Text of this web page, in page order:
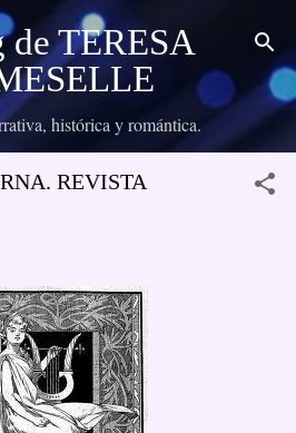
principal
de TERESA
histórica y romántica.
REVISTA